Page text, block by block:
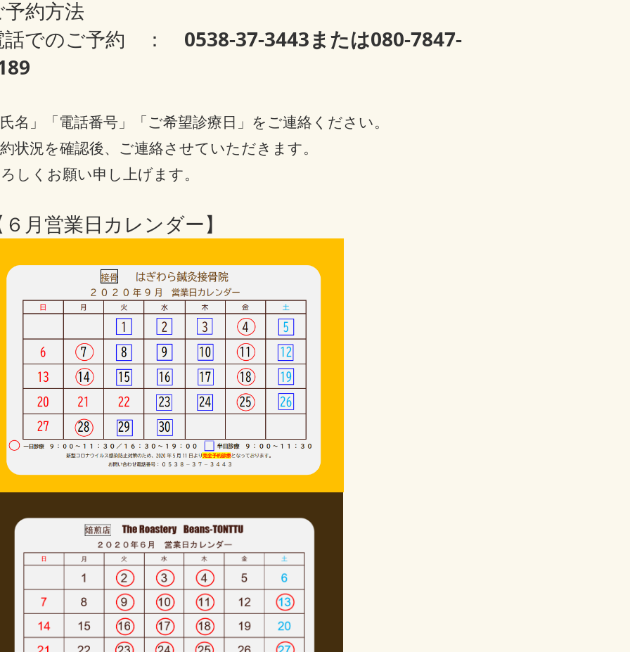
予約方法
話でのご予約 ： 0538-37-3443または080-7847-
名」「電話番号」「ご希望診療日」をご連絡ください。
状況を確認後、ご連絡させていただきます。
しくお願い申し上げます。
６月営業日カレンダー】